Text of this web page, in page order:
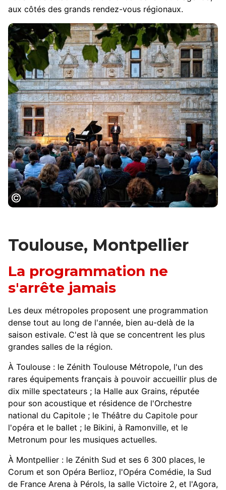
aux côtés des grands rendez-vous régionaux.
Toulouse, Montpellier
La programmation ne
s'arrête jamais
Les deux métropoles proposent une programmation
dense tout au long de l'année, bien au-delà de la
saison estivale. C'est là que se concentrent les plus
grandes salles de la région.
À Toulouse : le Zénith Toulouse Métropole, l'un des
rares équipements français à pouvoir accueillir plus de
dix mille spectateurs ; la Halle aux Grains, réputée
pour son acoustique et résidence de l'Orchestre
national du Capitole ; le Théâtre du Capitole pour
l'opéra et le ballet ; le Bikini, à Ramonville, et le
Metronum pour les musiques actuelles.
À Montpellier : le Zénith Sud et ses 6 300 places, le
Corum et son Opéra Berlioz, l'Opéra Comédie, la Sud
de France Arena à Pérols, la salle Victoire 2, et l'Agora,